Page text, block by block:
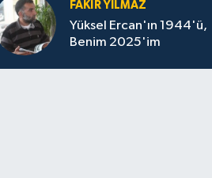
FAKİR YILMAZ
Yüksel Ercan'ın 1944'ü,
Benim 2025'im